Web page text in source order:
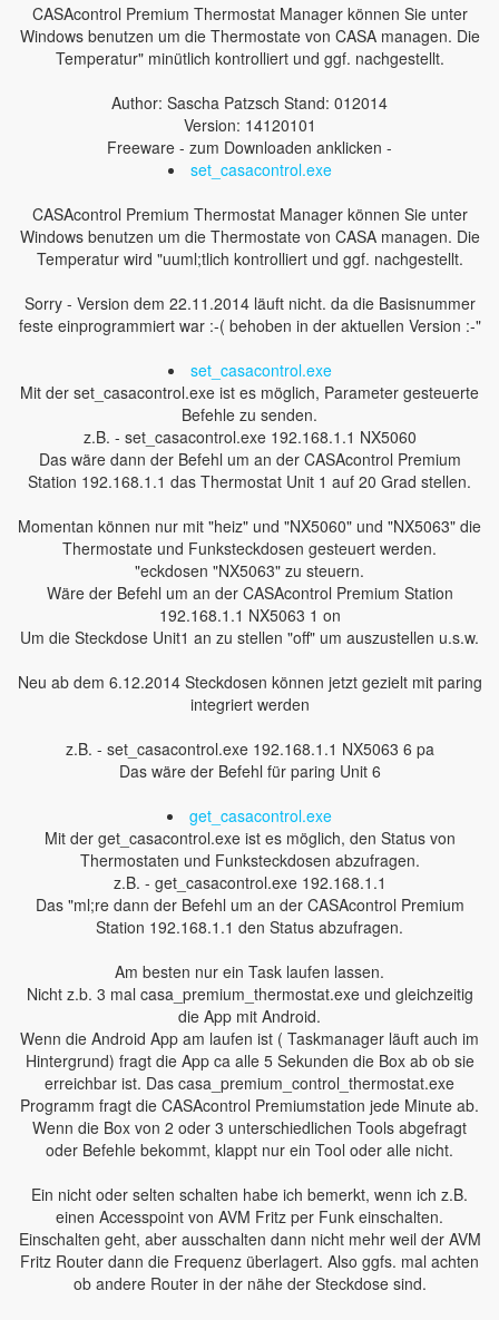
CASAcontrol Premium Thermostat Manager können Sie unter
Windows benutzen um die Thermostate von CASA managen. Die
Temperatur" minütlich kontrolliert und ggf. nachgestellt.
Author: Sascha Patzsch Stand: 012014
Version: 14120101
Freeware - zum Downloaden anklicken -
set_casacontrol.exe
CASAcontrol Premium Thermostat Manager können Sie unter
Windows benutzen um die Thermostate von CASA managen. Die
Temperatur wird "uuml;tlich kontrolliert und ggf. nachgestellt.
Sorry - Version dem 22.11.2014 läuft nicht. da die Basisnummer
feste einprogrammiert war :-( behoben in der aktuellen Version :-"
set_casacontrol.exe
Mit der set_casacontrol.exe ist es möglich, Parameter gesteuerte
Befehle zu senden.
z.B. - set_casacontrol.exe 192.168.1.1 NX5060
Das wäre dann der Befehl um an der CASAcontrol Premium
Station 192.168.1.1 das Thermostat Unit 1 auf 20 Grad stellen.
Momentan können nur mit "heiz" und "NX5060" und "NX5063" die
Thermostate und Funksteckdosen gesteuert werden.
"eckdosen "NX5063" zu steuern.
Wäre der Befehl um an der CASAcontrol Premium Station
192.168.1.1 NX5063 1 on
Um die Steckdose Unit1 an zu stellen "off" um auszustellen u.s.w.
Neu ab dem 6.12.2014 Steckdosen können jetzt gezielt mit paring
integriert werden
z.B. - set_casacontrol.exe 192.168.1.1 NX5063 6 pa
Das wäre der Befehl für paring Unit 6
get_casacontrol.exe
Mit der get_casacontrol.exe ist es möglich, den Status von
Thermostaten und Funksteckdosen abzufragen.
z.B. - get_casacontrol.exe 192.168.1.1
Das "ml;re dann der Befehl um an der CASAcontrol Premium
Station 192.168.1.1 den Status abzufragen.
Am besten nur ein Task laufen lassen.
Nicht z.b. 3 mal casa_premium_thermostat.exe und gleichzeitig
die App mit Android.
Wenn die Android App am laufen ist ( Taskmanager läuft auch im
Hintergrund) fragt die App ca alle 5 Sekunden die Box ab ob sie
erreichbar ist. Das casa_premium_control_thermostat.exe
Programm fragt die CASAcontrol Premiumstation jede Minute ab.
Wenn die Box von 2 oder 3 unterschiedlichen Tools abgefragt
oder Befehle bekommt, klappt nur ein Tool oder alle nicht.
Ein nicht oder selten schalten habe ich bemerkt, wenn ich z.B.
einen Accesspoint von AVM Fritz per Funk einschalten.
Einschalten geht, aber ausschalten dann nicht mehr weil der AVM
Fritz Router dann die Frequenz überlagert. Also ggfs. mal achten
ob andere Router in der nähe der Steckdose sind.